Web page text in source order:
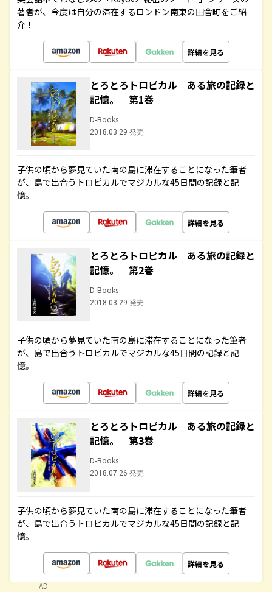
著者が、今度は自分の滞在するロンドン南東の田舎町をご紹
介！
詳細を見る
とろとろトロピカル ある旅の記録と
記憶。 第1巻
D-Books
2018.03.29 発売
子供の頃から夢見ていた南の島に滞在することになった筆者
が、島で出合うトロピカルでマジカルな45日間の記録と記
憶。
詳細を見る
とろとろトロピカル ある旅の記録と
記憶。 第2巻
D-Books
2018.03.29 発売
子供の頃から夢見ていた南の島に滞在することになった筆者
が、島で出合うトロピカルでマジカルな45日間の記録と記
憶。
詳細を見る
とろとろトロピカル ある旅の記録と
記憶。 第3巻
D-Books
2018.07.26 発売
子供の頃から夢見ていた南の島に滞在することになった筆者
が、島で出合うトロピカルでマジカルな45日間の記録と記
憶。
詳細を見る
AD